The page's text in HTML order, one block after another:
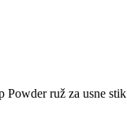
ruž za usne stik